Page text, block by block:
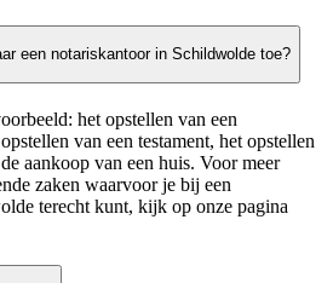
een notariskantoor in Schildwolde toe?
het opstellen van een
van een testament, het opstellen
aankoop van een huis. Voor meer
zaken waarvoor je bij een
terecht kunt, kijk op onze pagina